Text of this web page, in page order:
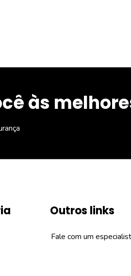
às
Outros links
Fale com um